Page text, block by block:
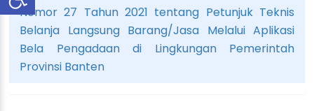
Nomor 27 Tahun 2021 tentang Petunjuk Teknis
Belanja Langsung Barang/Jasa Melalui Aplikasi
Bela Pengadaan di Lingkungan Pemerintah
Provinsi Banten